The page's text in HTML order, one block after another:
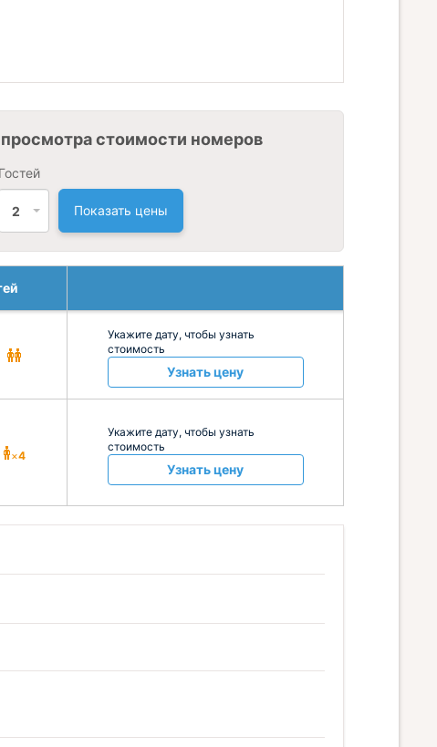
стоимости номеров
Гостей
2 Показать цены
Укажите дату, чтобы узнать
стоимость
Узнать цену
×4
Укажите дату, чтобы узнать
стоимость
Узнать цену